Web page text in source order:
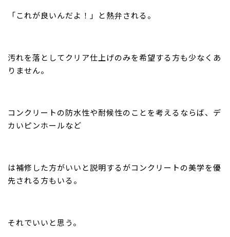
「これが良いんだよ！」と熱弁される。
汚れを落としてクリア仕上げのみを希望する方も少なくあ
りません。
コンクリートの防水性や耐候性のことを考えるならば、デ
カいピンホールなど
は補修した方がいいと説明するがコンクリートの美学を優
先される方もいる。
それでいいと思う。